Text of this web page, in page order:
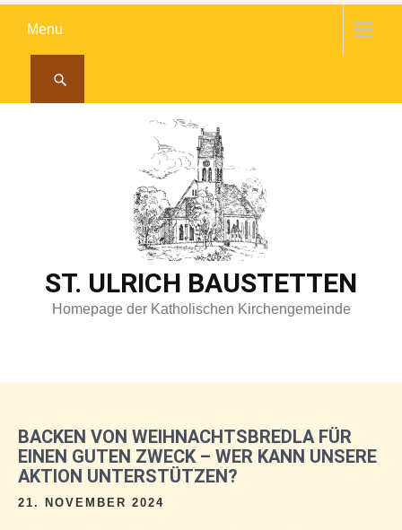
Menu
ST. ULRICH BAUSTETTEN
Homepage der Katholischen Kirchengemeinde
BACKEN VON WEIHNACHTSBREDLA FÜR
EINEN GUTEN ZWECK – WER KANN UNSERE
AKTION UNTERSTÜTZEN?
21. NOVEMBER 2024